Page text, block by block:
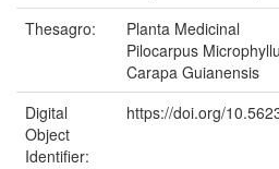
Thesagro:
Planta Medicinal
Pilocarpus
Carapa Guianensis
Digital
Object
Identifier:
https://doi.org/